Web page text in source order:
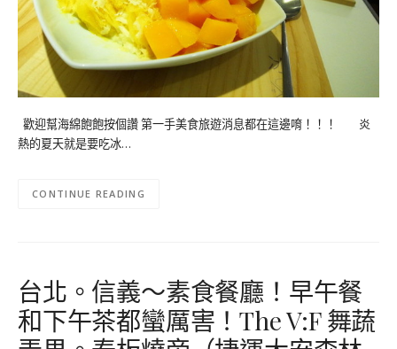
歡迎幫海綿飽飽按個讚 第一手美食旅遊消息都在這邊唷！！！ 炎
熱的夏天就是要吃冰…
CONTINUE READING
台北。信義～素食餐廳！早午餐
和下午茶都蠻厲害！The V:F 舞蔬